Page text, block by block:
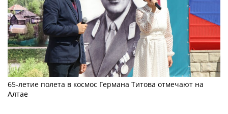
65-летие полета в космос Германа Титова отмечают на
Алтае